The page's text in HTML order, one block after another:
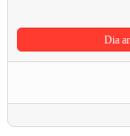
Dia